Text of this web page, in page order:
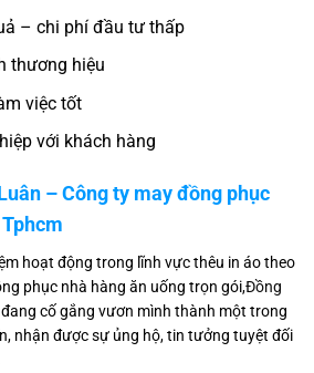
– chi phí đầu tư thấp
thương hiệu
việc tốt
với khách hàng
– Công ty may đồng phục
hoạt động trong lĩnh vực thêu in áo theo
phục nhà hàng ăn uống trọn gói,Đồng
cố gắng vươn mình thành một trong
nhận được sự ủng hộ, tin tưởng tuyệt đối